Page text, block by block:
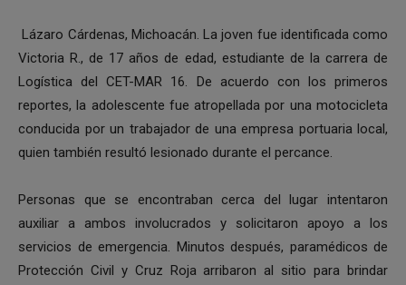
Lázaro Cárdenas, Michoacán. La joven fue identificada como
Victoria R., de 17 años de edad, estudiante de la carrera de
Logística del CET-MAR 16. De acuerdo con los primeros
reportes, la adolescente fue atropellada por una motocicleta
conducida por un trabajador de una empresa portuaria local,
quien también resultó lesionado durante el percance.
Personas que se encontraban cerca del lugar intentaron
auxiliar a ambos involucrados y solicitaron apoyo a los
servicios de emergencia. Minutos después, paramédicos de
Protección Civil y Cruz Roja arribaron al sitio para brindar